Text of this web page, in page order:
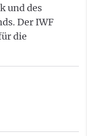
und des
Der IWF
die